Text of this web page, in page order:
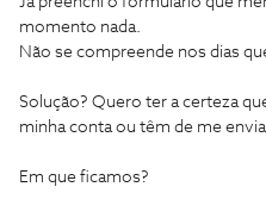
momento nada.
Não se compreende nos dias
Solução? Quero ter a certeza
minha conta ou têm de me
Em que ficamos?